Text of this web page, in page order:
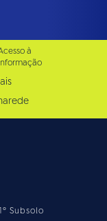
à
Subsolo